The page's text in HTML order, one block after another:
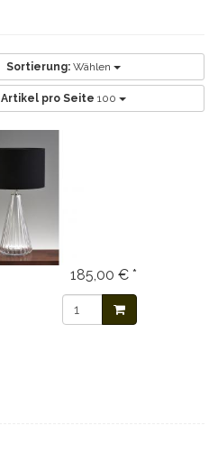
Sortierung: Wählen
Artikel pro Seite 100
185,00 € *